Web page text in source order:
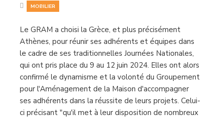
MOBILIER
Le GRAM a choisi la Grèce, et plus précisément
Athènes, pour réunir ses adhérents et équipes dans
le cadre de ses traditionnelles Journées Nationales,
qui ont pris place du 9 au 12 juin 2024. Elles ont alors
confirmé le dynamisme et la volonté du Groupement
pour l'Aménagement de la Maison d'accompagner
ses adhérents dans la réussite de leurs projets. Celui-
ci précisant "qu'il met à leur disposition de nombreux